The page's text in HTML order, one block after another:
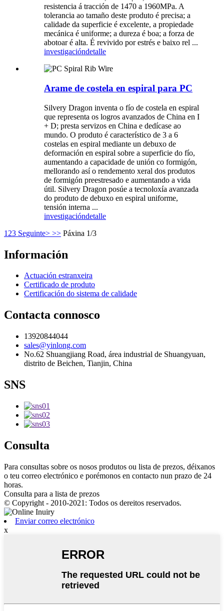
resistencia á tracción de 1470 a 1960MPa. A
tolerancia ao tamaño deste produto é precisa; a
calidade da superficie é excelente, a propiedade
mecánica é uniforme; a dureza é boa; a forza de
abotoar é alta. É revivido por estrés e baixo rel ...
investigacióndetalle
Arame de costela en espiral para PC
Silvery Dragon inventa o fío de costela en espiral
que representa os logros avanzados de China en I
+ D; presta servizos en China e dedícase ao
mundo. O produto é característico de 3 a 6
costelas en espiral mediante un debuxo de
deformación en espiral sobre a superficie do fío,
aumentando a capacidade de unión co formigón,
mellorando así o rendemento xeral dos produtos
de formigón preestresado e aumentando a vida
útil. Silvery Dragon posúe a tecnoloxía avanzada
do produto de debuxo en espiral uniforme,
tensión interna ...
investigacióndetalle
1 23 Seguinte> >> Páxina 1/3
Información
Actuación estranxeira
Certificado de produto
Certificación do sistema de calidade
Contacta connosco
13920844044
sales@yinlong.com
No.62 Shuangjiang Road, área industrial de Shuangyuan,
distrito de Beichen, Tianjin, China
SNS
Consulta
Para consultas sobre os nosos produtos ou lista de prezos, déixanos
o teu correo electrónico e porémonos en contacto nun prazo de 24
horas.
Consulta para a lista de prezos
© Copyright - 2010-2021: Todos os dereitos reservados.
Enviar correo electrónico
x